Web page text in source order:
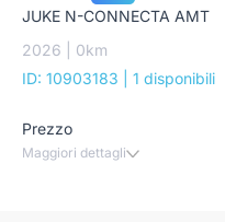
JUKE N-CONNECTA AMT
2026 | 0km
ID: 10903183
| 1 disponibili
Prezzo
Maggiori dettagli